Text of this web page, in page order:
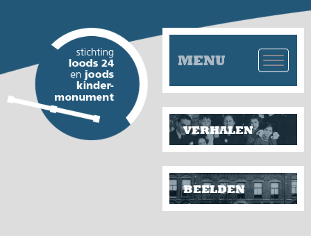
MENU
VERHALEN
BEELDEN